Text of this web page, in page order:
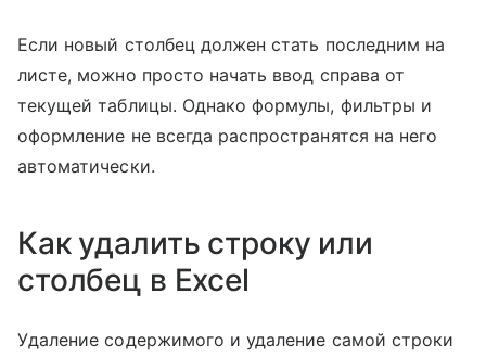
Если новый столбец должен стать последним на
листе, можно просто начать ввод справа от
текущей таблицы. Однако формулы, фильтры и
оформление не всегда распространятся на него
автоматически.
Как удалить строку или
столбец в Excel
Удаление содержимого и удаление самой строки